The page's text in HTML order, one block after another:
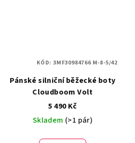
Pánské silniční běžecké boty
Cloudboom Volt
5 490 Kč
Skladem (>1 pár)
KÓD: 3MF30984766 M-8-5/42